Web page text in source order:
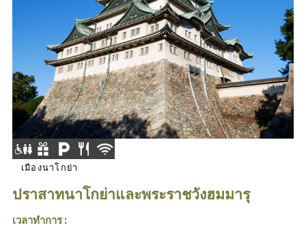
เมืองนาโกย่า
ปราสาทนาโกย่าและพระราชวังฮมมารุ
เวลาทำการ :